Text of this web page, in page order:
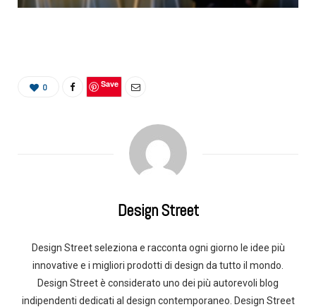
0 Save
Design Street
Design Street seleziona e racconta ogni giorno le idee più
innovative e i migliori prodotti di design da tutto il mondo.
Design Street è considerato uno dei più autorevoli blog
indipendenti dedicati al design contemporaneo. Design Street